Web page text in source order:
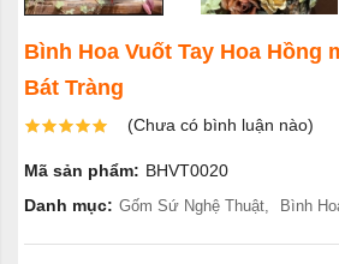
Bình Hoa Vuốt Tay Hoa Hồng
Bát Tràng
(Chưa có bình luận nào)
Mã sản phẩm: BHVT0020
Danh mục: Gốm Sứ Nghệ Thuật, Bình